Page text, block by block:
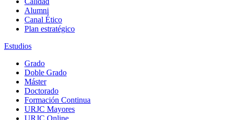
Alumni
Canal Ético
Plan estratégico
Estudios
Grado
Doble Grado
Máster
Doctorado
Formación Continua
URJC Mayores
URJC Online